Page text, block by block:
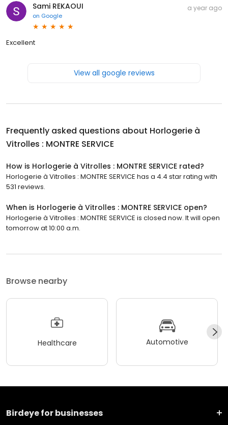
Sami REKAOUI
on Google
a year ago
Excellent
View all google reviews
Frequently asked questions about Horlogerie à
Vitrolles : MONTRE SERVICE
How is Horlogerie à Vitrolles : MONTRE SERVICE rated?
Horlogerie à Vitrolles : MONTRE SERVICE has a 4.4 star rating with
531 reviews.
When is Horlogerie à Vitrolles : MONTRE SERVICE open?
Horlogerie à Vitrolles : MONTRE SERVICE is closed now. It will open
tomorrow at 10:00 a.m.
Browse nearby
Healthcare Automotive
Birdeye for businesses